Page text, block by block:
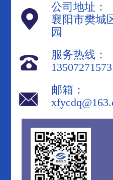
公司地址：
襄阳市樊城
园
服务热线：
13507271573
邮箱：